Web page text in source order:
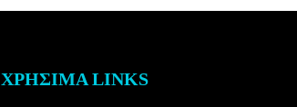
ΧΡΗΣΙΜΑ LINKS